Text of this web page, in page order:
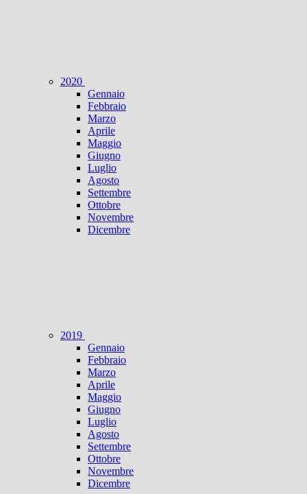
2020
Gennaio
Febbraio
Marzo
Aprile
Maggio
Giugno
Luglio
Agosto
Settembre
Ottobre
Novembre
Dicembre
2019
Gennaio
Febbraio
Marzo
Aprile
Maggio
Giugno
Luglio
Agosto
Settembre
Ottobre
Novembre
Dicembre